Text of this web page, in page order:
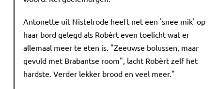
Antonette uit Nistelrode heeft net een 'snee mik' op
haar bord gelegd als Robèrt even toelicht wat er
allemaal meer te eten is. "Zeeuwse bolussen, maar
gevuld met Brabantse room", lacht Robèrt zelf het
hardste. Verder lekker brood en veel meer."